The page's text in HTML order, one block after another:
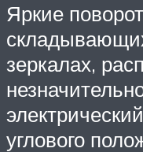
Яркие
зеркалах,
углового